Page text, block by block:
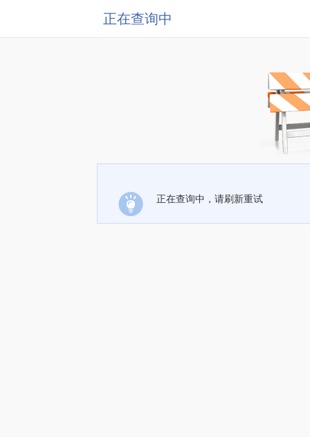
正在查询中
正在查询中，请刷新重试